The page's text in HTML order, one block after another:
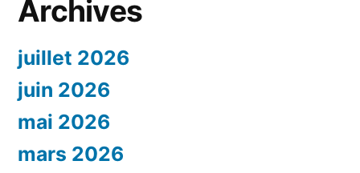
Archives
juillet 2026
juin 2026
mai 2026
mars 2026